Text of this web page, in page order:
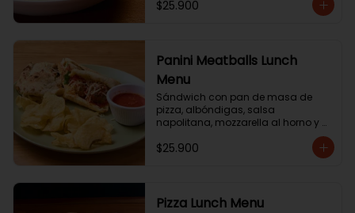
$25.900
Panini Meatballs Lunch
Menu
Sándwich con pan de masa de
pizza, albóndigas, salsa
napolitana, mozzarella al horno y
ensalada de la casa o papas chip.
$25.900
Pizza Lunch Menu